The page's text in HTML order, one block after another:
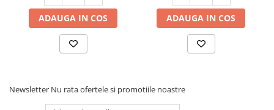
ADAUGA IN COS ADAUGA IN COS
Newsletter Nu rata ofertele si promotiile noastre